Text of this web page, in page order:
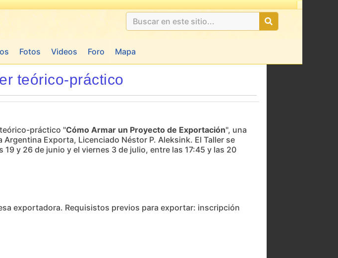
Fotos Videos Foro Mapa
teórico-práctico
práctico "Cómo Armar un Proyecto de Exportación", una
Exporta, Licenciado Néstor P. Aleksink. El Taller se
y 26 de junio y el viernes 3 de julio, entre las 17:45 y las 20
exportadora. Requisistos previos para exportar: inscripción